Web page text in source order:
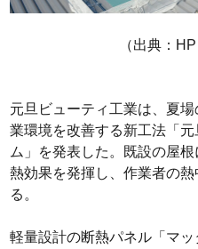
（出典：HP
元旦ビューティ工業は、夏
業環境を改善する新工法「
ム」を発表した。既設の屋
熱効果を発揮し、作業者の
る。
軽量設計の断熱パネル「マ